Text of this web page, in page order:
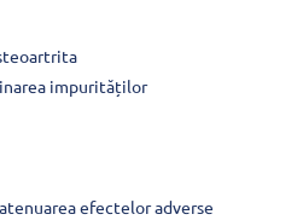
impurităților
efectelor adverse